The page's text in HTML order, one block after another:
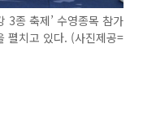
3종 축제’ 수영종목 참가
펼치고 있다. (사진제공=